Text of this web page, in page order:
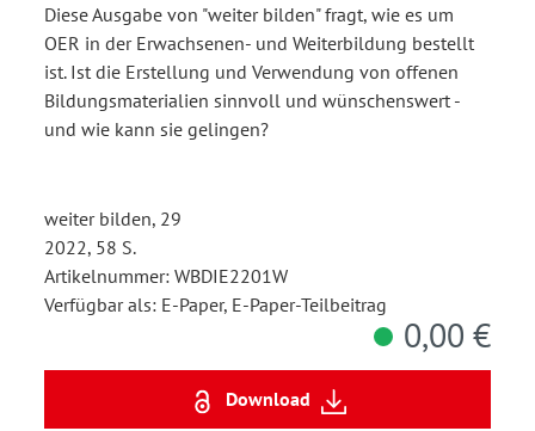
Diese Ausgabe von "weiter bilden" fragt, wie es um
OER in der Erwachsenen- und Weiterbildung bestellt
ist. Ist die Erstellung und Verwendung von offenen
Bildungsmaterialien sinnvoll und wünschenswert -
und wie kann sie gelingen?
weiter bilden, 29
2022, 58 S.
Artikelnummer: WBDIE2201W
Verfügbar als: E-Paper, E-Paper-Teilbeitrag
0,00 €
Download